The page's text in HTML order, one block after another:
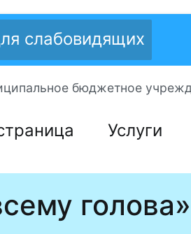
слабовидящих
бюджетное
Услуги
голова»